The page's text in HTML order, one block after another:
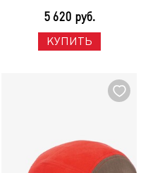
5 620 руб.
КУПИТЬ